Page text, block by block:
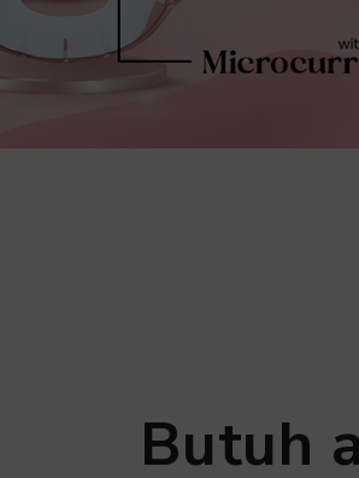
Butuh